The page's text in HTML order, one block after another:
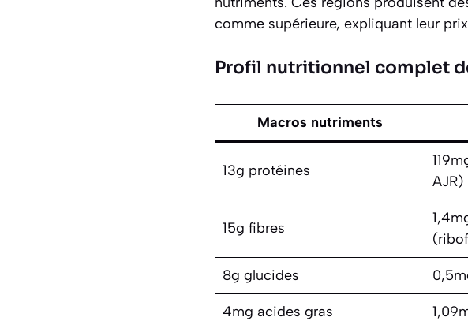
comme supérieure, expliquant leur
Profil nutritionnel complet
Macros nutriments
13g protéines
AJR)
15g fibres
8g glucides
4mg acides gras